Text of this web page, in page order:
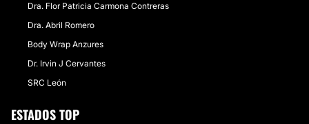
Dra. Flor Patricia Carmona Contreras
Dra. Abril Romero
Body Wrap Anzures
Dr. Irvin J Cervantes
SRC León
ESTADOS TOP